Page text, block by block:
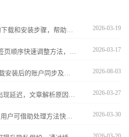
2026-03-19
2026-03-17
2026-08-03
2026-03-27
2026-03-30